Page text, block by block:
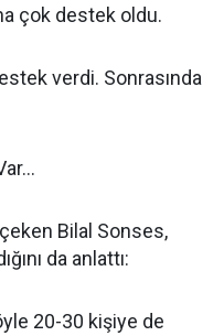
çok destek oldu.
verdi. Sonrasında
çeken Bilal Sonses,
da anlattı:
20-30 kişiye de